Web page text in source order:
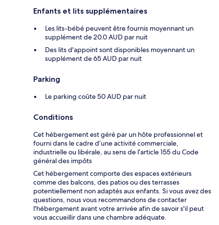
Enfants et lits supplémentaires
Les lits-bébé peuvent être fournis moyennant un
supplément de 20.0 AUD par nuit
Des lits d'appoint sont disponibles moyennant un
supplément de 65 AUD par nuit
Parking
Le parking coûte 50 AUD par nuit
Conditions
Cet hébergement est géré par un hôte professionnel et
fourni dans le cadre d’une activité commerciale,
industrielle ou libérale, au sens de l’article 155 du Code
général des impôts
Cet hébergement comporte des espaces extérieurs
comme des balcons, des patios ou des terrasses
potentiellement non adaptés aux enfants. Si vous avez des
questions, nous vous recommandons de contacter
l'hébergement avant votre arrivée afin de savoir s'il peut
vous accueillir dans une chambre adéquate.